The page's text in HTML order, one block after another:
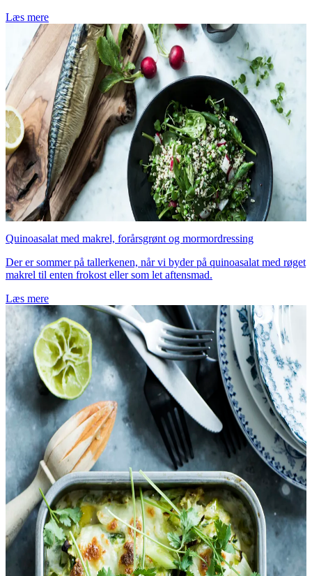
Læs mere
Quinoasalat med makrel, forårsgrønt og mormordressing
Der er sommer på tallerkenen, når vi byder på quinoasalat med røget
makrel til enten frokost eller som let aftensmad.
Læs mere